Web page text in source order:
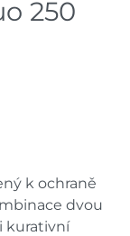
250
k ochraně
dvou
kurativní